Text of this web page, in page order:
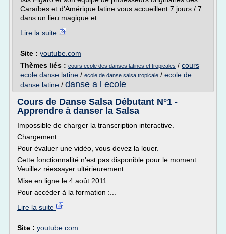
Caraïbes et d'Amérique latine vous accueillent 7 jours / 7
dans un lieu magique et...
Lire la suite
Site : youtube.com
Thèmes liés : cours ecole des danses latines et tropicales / cours
ecole danse latine / ecole de danse salsa tropicale / ecole de
danse latine / danse a l ecole
Cours de Danse Salsa Débutant N°1 -
Apprendre à danser la Salsa
Impossible de charger la transcription interactive.
Chargement...
Pour évaluer une vidéo, vous devez la louer.
Cette fonctionnalité n'est pas disponible pour le moment.
Veuillez réessayer ultérieurement.
Mise en ligne le 4 août 2011
Pour accéder à la formation :...
Lire la suite
Site : youtube.com